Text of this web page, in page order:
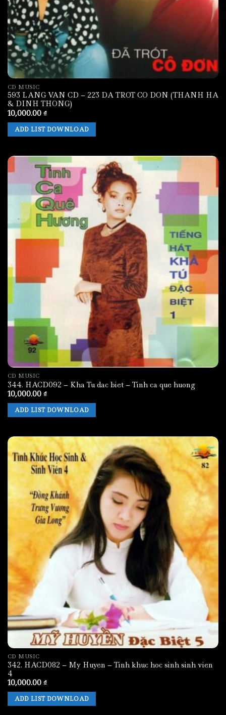
CD MUSIC
593 LANG VAN CD – 223 DA TROT CO DON (THANH HA
& DINH THONG)
10,000.00 ₫
ADD LIST DOWNLOAD
CD MUSIC
344. HACD092 – Kha Tu dac biet – Tinh ca que huong
10,000.00 ₫
ADD LIST DOWNLOAD
CD MUSIC
342. HACD082 – My Huyen – Tinh khuc hoc sinh sinh vien
4
10,000.00 ₫
ADD LIST DOWNLOAD